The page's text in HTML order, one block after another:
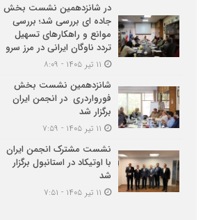
در شانزدهمین نشست بخش
جاده ای بررسی شد؛ بررسی
موانع و راهکارهای تسهیل
تردد ناوگان ایرانی در مرز سرو
شانزدهمین نشست بخش
فورواردری در انجمن ایران
برگزار شد
نشست مشترک انجمن ایران
با اوتیکاد در استانبول برگزار
شد